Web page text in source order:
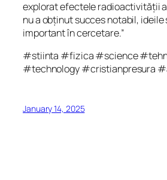
explorat efectele radioactivității
nu a obținut succes notabil, ideile
important în cercetare.”
#stiinta #fizica #science
#technology #cristianpresura
January 14, 2025